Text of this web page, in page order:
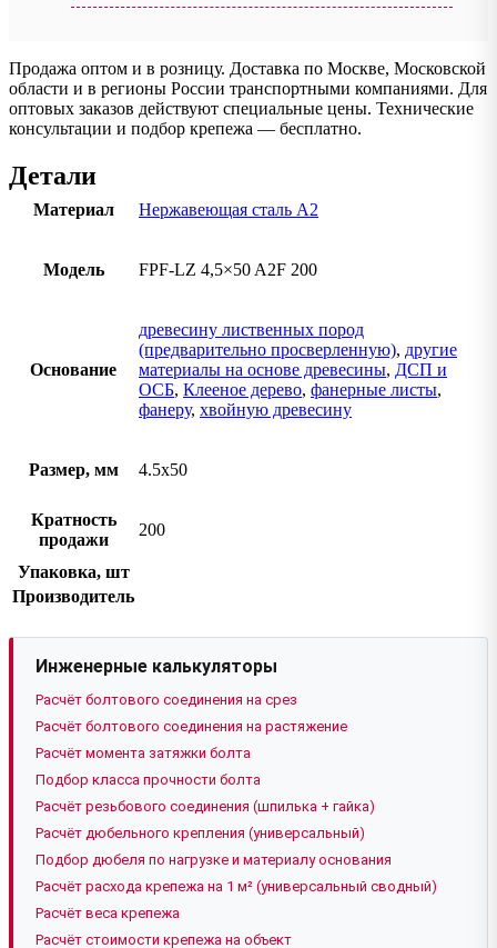
Продажа оптом и в розницу. Доставка по Москве, Московской
области и в регионы России транспортными компаниями. Для
оптовых заказов действуют специальные цены. Технические
консультации и подбор крепежа — бесплатно.
Детали
Материал Нержавеющая сталь А2
Модель FPF-LZ 4,5×50 A2F 200
Основание
древесину лиственных пород
(предварительно просверленную), другие
материалы на основе древесины, ДСП и
ОСБ, Клееное дерево, фанерные листы,
фанеру, хвойную древесину
Размер, мм 4.5х50
Кратность
продажи
200
Упаковка, шт
Производитель
Инженерные калькуляторы
Расчёт болтового соединения на срез
Расчёт болтового соединения на растяжение
Расчёт момента затяжки болта
Подбор класса прочности болта
Расчёт резьбового соединения (шпилька + гайка)
Расчёт дюбельного крепления (универсальный)
Подбор дюбеля по нагрузке и материалу основания
Расчёт расхода крепежа на 1 м² (универсальный сводный)
Расчёт веса крепежа
Расчёт стоимости крепежа на объект